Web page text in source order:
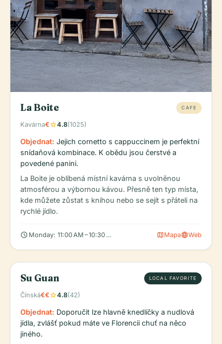
La Boite CAFE
Kavárna€star4.8(1025)
Objednat: Jejich cornetto s cappuccinem je perfektní
snídaňová kombinace. K obědu jsou čerstvé a
povedené panini.
La Boite je oblíbená místní kavárna s uvolněnou
atmosférou a výbornou kávou. Přesně ten typ místa,
kde můžete zůstat s knihou nebo se sejít s přáteli na
rychlé jídlo.
schedule Monday: 11:00 AM – 10:30 PM, Tuesday: 11:00 AM – 10:30 PM,
mapMapalanguageWeb
Su Guan LOCAL FAVORITE
Čínská€€star4.8(42)
Objednat: Doporučit lze hlavně knedlíčky a nudlová
jídla, zvlášť pokud máte ve Florencii chuť na něco
jiného.